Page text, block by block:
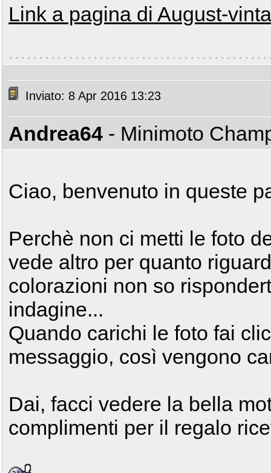
Link a pagina di August-
Inviato: 8 Apr 2016 13:23
Andrea64 - Minimoto
Ciao, benvenuto in queste
Perchè non ci metti le foto
vede altro per quanto
colorazioni non so
indagine...
Quando carichi le foto fai
messaggio, così vengono
Dai, facci vedere la bella
complimenti per il regalo